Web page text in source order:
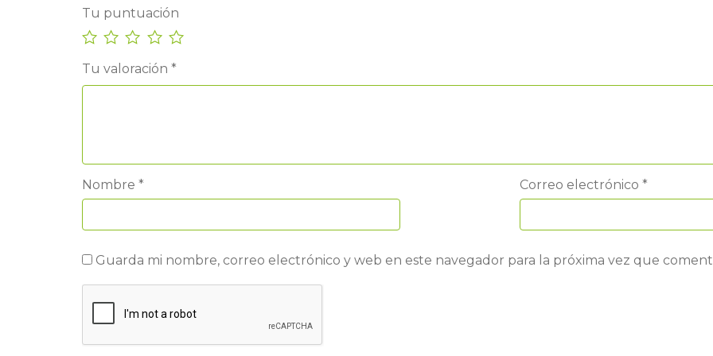
Tu puntuación
Tu valoración *
Nombre * Correo electrónico*
Guarda mi nombre, correo electrónico y web en este navegador para la próxima vez que